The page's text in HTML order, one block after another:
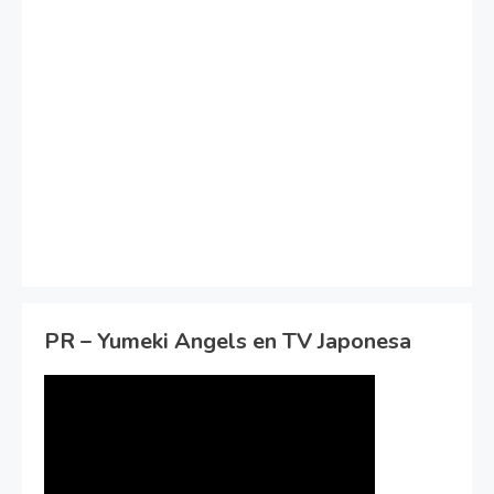
PR – Yumeki Angels en TV Japonesa